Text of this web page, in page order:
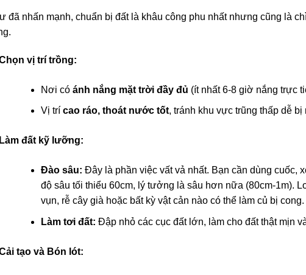
đã nhấn mạnh, chuẩn bị đất là khâu công phu nhất nhưng cũng là
vị trí trồng:
Nơi cóánh nắng mặt trời đầy đủ (ít nhất 6-8 giờ nắng trực
Vị trícao ráo, thoát nước tốt, tránh khu vực trũng thấp dễ bị
đất kỹ lưỡng:
Đào sâu: Đây là phần việc vất vả nhất. Bạn cần dùng cuốc,
độ sâu tối thiểu 60cm, lý tưởng là sâu hơn nữa (80cm-1m).
vụn, rễ cây già hoặc bất kỳ vật cản nào có thể làm củ bị cong.
Làm tơi đất: Đập nhỏ các cục đất lớn, làm cho đất thật mịn
tạo và Bón lót: